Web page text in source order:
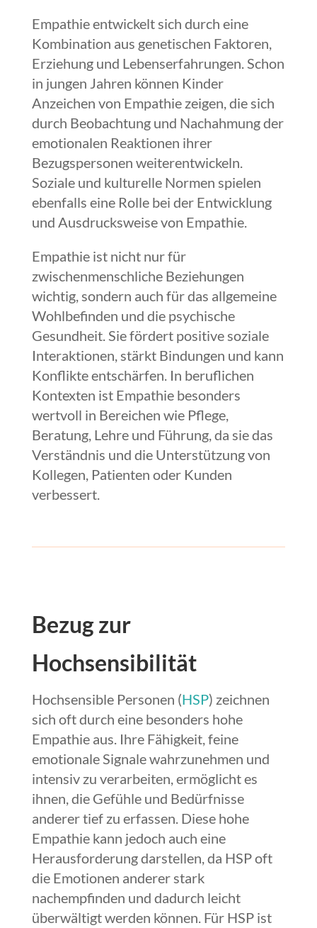
Empathie entwickelt sich durch eine
Kombination aus genetischen Faktoren,
Erziehung und Lebenserfahrungen. Schon
in jungen Jahren können Kinder
Anzeichen von Empathie zeigen, die sich
durch Beobachtung und Nachahmung der
emotionalen Reaktionen ihrer
Bezugspersonen weiterentwickeln.
Soziale und kulturelle Normen spielen
ebenfalls eine Rolle bei der Entwicklung
und Ausdrucksweise von Empathie.
Empathie ist nicht nur für
zwischenmenschliche Beziehungen
wichtig, sondern auch für das allgemeine
Wohlbefinden und die psychische
Gesundheit. Sie fördert positive soziale
Interaktionen, stärkt Bindungen und kann
Konflikte entschärfen. In beruflichen
Kontexten ist Empathie besonders
wertvoll in Bereichen wie Pflege,
Beratung, Lehre und Führung, da sie das
Verständnis und die Unterstützung von
Kollegen, Patienten oder Kunden
verbessert.
Bezug zur
Hochsensibilität
Hochsensible Personen (HSP) zeichnen
sich oft durch eine besonders hohe
Empathie aus. Ihre Fähigkeit, feine
emotionale Signale wahrzunehmen und
intensiv zu verarbeiten, ermöglicht es
ihnen, die Gefühle und Bedürfnisse
anderer tief zu erfassen. Diese hohe
Empathie kann jedoch auch eine
Herausforderung darstellen, da HSP oft
die Emotionen anderer stark
nachempfinden und dadurch leicht
überwältigt werden können. Für HSP ist